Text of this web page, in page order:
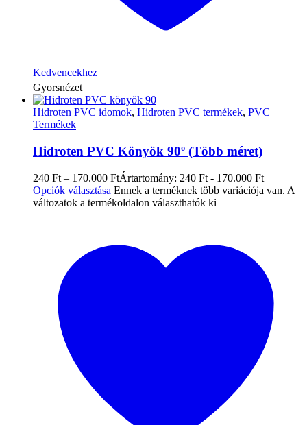
Kedvencekhez
Gyorsnézet
Hidroten PVC idomok, Hidroten PVC termékek, PVC
Termékek
Hidroten PVC Könyök 90º (Több méret)
240 Ft – 170.000 FtÁrtartomány: 240 Ft - 170.000 Ft
Opciók választása Ennek a terméknek több variációja van. A
változatok a termékoldalon választhatók ki